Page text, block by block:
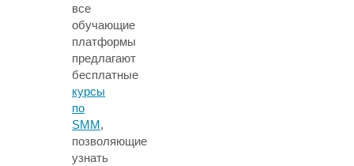
все
обучающие
платформы
предлагают
бесплатные
курсы
по
SMM,
позволяющие
узнать